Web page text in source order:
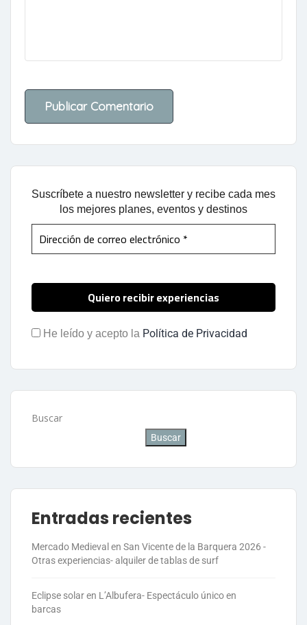
Suscríbete a nuestro newsletter y recibe cada mes
los mejores planes, eventos y destinos
He leído y acepto la Política de Privacidad
Buscar
Buscar
Entradas recientes
Mercado Medieval en San Vicente de la Barquera 2026 -
Otras experiencias- alquiler de tablas de surf
Eclipse solar en L’Albufera- Espectáculo único en
barcas